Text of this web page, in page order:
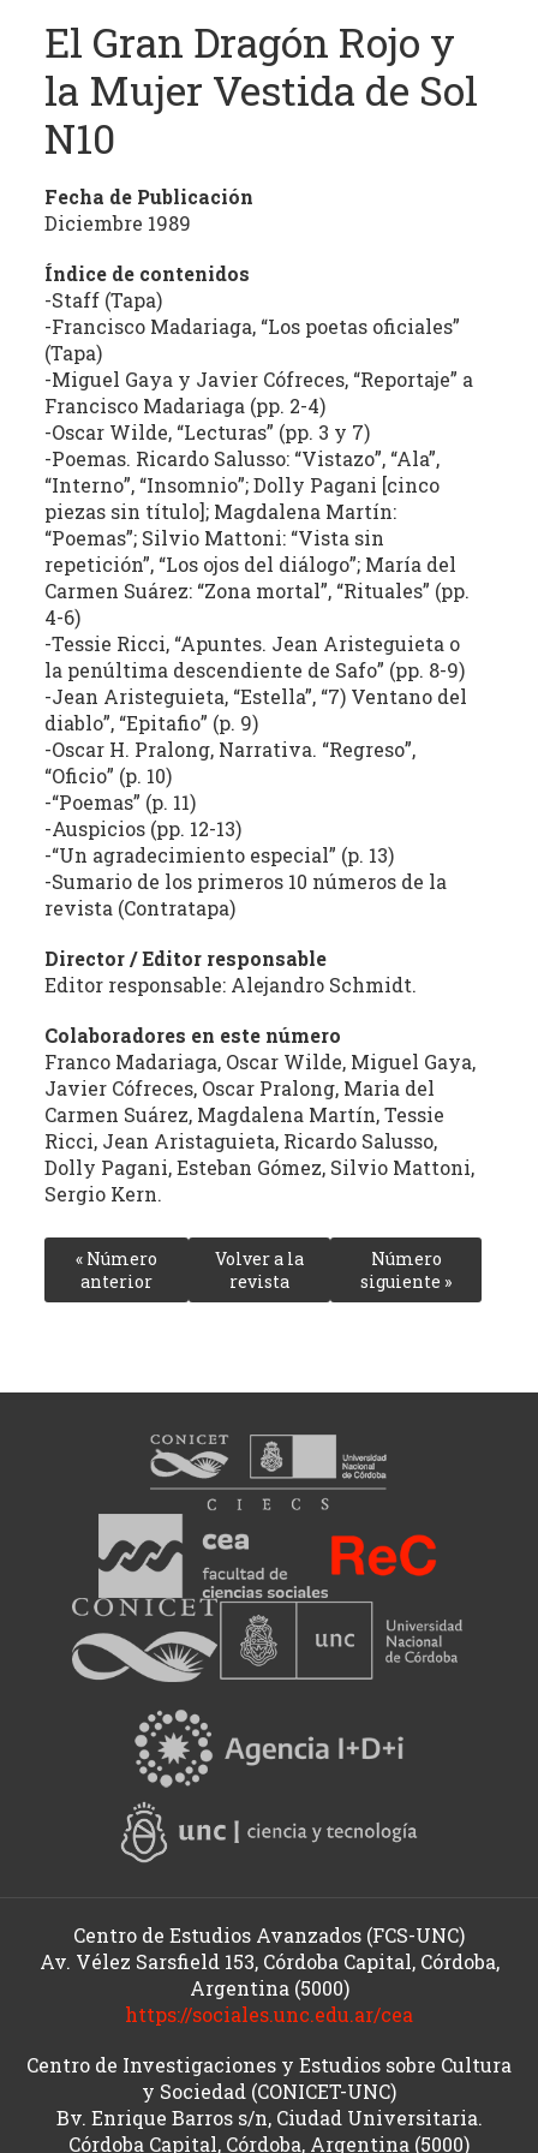
crítico
publicaciones
periódicas
(con
énfasis
producción
independiente)
dedicadas
cultura,
literatura,
política,
artes
producción
intelectual
sus
distintas
El Gran Dragón Rojo y
la Mujer Vestida de Sol
N10
Fecha de Publicación
Diciembre 1989
Índice de contenidos
-Staff (Tapa)
-Francisco Madariaga, “Los poetas oficiales”
(Tapa)
-Miguel Gaya y Javier Cófreces, “Reportaje” a
Francisco Madariaga (pp. 2-4)
-Oscar Wilde, “Lecturas” (pp. 3 y 7)
-Poemas. Ricardo Salusso: “Vistazo”, “Ala”,
“Interno”, “Insomnio”; Dolly Pagani [cinco
piezas sin título]; Magdalena Martín:
“Poemas”; Silvio Mattoni: “Vista sin
repetición”, “Los ojos del diálogo”; María del
Carmen Suárez: “Zona mortal”, “Rituales” (pp.
4-6)
-Tessie Ricci, “Apuntes. Jean Aristeguieta o
la penúltima descendiente de Safo” (pp. 8-9)
-Jean Aristeguieta, “Estella”, “7) Ventano del
diablo”, “Epitafio” (p. 9)
-Oscar H. Pralong, Narrativa. “Regreso”,
“Oficio” (p. 10)
-“Poemas” (p. 11)
-Auspicios (pp. 12-13)
-“Un agradecimiento especial” (p. 13)
-Sumario de los primeros 10 números de la
revista (Contratapa)
Director / Editor responsable
Editor responsable: Alejandro Schmidt.
Colaboradores en este número
Franco Madariaga, Oscar Wilde, Miguel Gaya,
Javier Cófreces, Oscar Pralong, Maria del
Carmen Suárez, Magdalena Martín, Tessie
Ricci, Jean Aristaguieta, Ricardo Salusso,
Dolly Pagani, Esteban Gómez, Silvio Mattoni,
Sergio Kern.
« Número
anterior
Volver a la
revista
Número
siguiente »
Centro de Estudios Avanzados (FCS-UNC)
Av. Vélez Sarsfield 153, Córdoba Capital, Córdoba,
Argentina (5000)
https://sociales.unc.edu.ar/cea
Centro de Investigaciones y Estudios sobre Cultura
y Sociedad (CONICET-UNC)
Bv. Enrique Barros s/n, Ciudad Universitaria.
Córdoba Capital, Córdoba, Argentina (5000)